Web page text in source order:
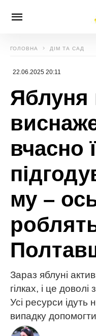
ГОЛОВНА ДІМ ТА САД
22.06.2025 20:11
Яблуня
вчасно
му –
Зараз яблуні
гілках, і це
Усі ресурси ідуть
випадку